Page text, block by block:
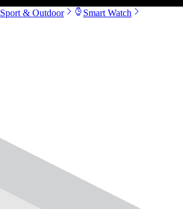
Sport & Outdoor
Smart Watch